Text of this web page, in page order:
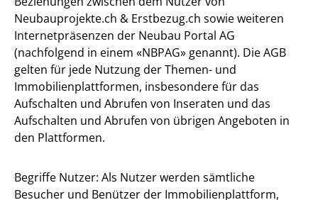
Neubauprojekte.ch & Erstbezug.ch sowie weiteren
Internetpräsenzen der Neubau Portal AG
(nachfolgend in einem «NBPAG» genannt). Die AGB
gelten für jede Nutzung der Themen- und
Immobilienplattformen, insbesondere für das
Aufschalten und Abrufen von Inseraten und das
Aufschalten und Abrufen von übrigen Angeboten in
den Plattformen.
Begriffe Nutzer: Als Nutzer werden sämtliche
Besucher und Benützer der Immobilienplattform,